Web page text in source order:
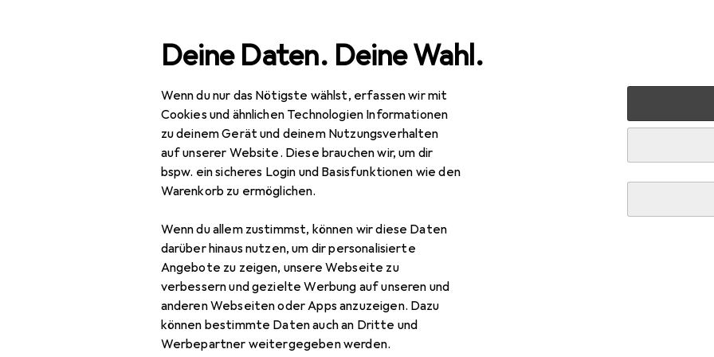
Deine Daten. Deine Wahl.
Wenn du nur das Nötigste wählst, erfassen wir mit
Cookies und ähnlichen Technologien Informationen
zu deinem Gerät und deinem Nutzungsverhalten
auf unserer Website. Diese brauchen wir, um dir
bspw. ein sicheres Login und Basisfunktionen wie den
Warenkorb zu ermöglichen.
Wenn du allem zustimmst, können wir diese Daten
darüber hinaus nutzen, um dir personalisierte
Angebote zu zeigen, unsere Webseite zu
verbessern und gezielte Werbung auf unseren und
anderen Webseiten oder Apps anzuzeigen. Dazu
können bestimmte Daten auch an Dritte und
Werbepartner weitergegeben werden.
Navigation nach Kategorien Gesamtsortiment Wohnen Lampen + Leuchten